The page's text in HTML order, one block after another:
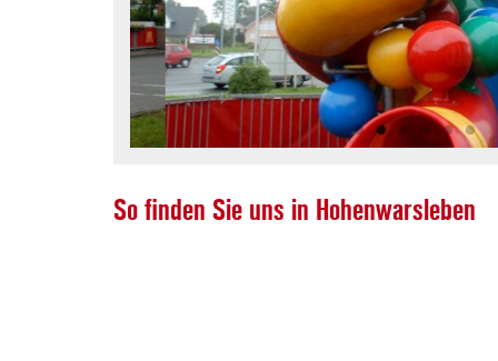
1 2 3 4 5 6
So finden Sie uns in Hohenwarsleben